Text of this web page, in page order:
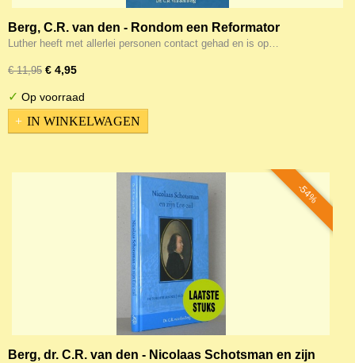
Berg, C.R. van den - Rondom een Reformator
Luther heeft met allerlei personen contact gehad en is op…
€ 11,95 € 4,95
✓ Op voorraad
IN WINKELWAGEN
-54%
Berg, dr. C.R. van den - Nicolaas Schotsman en zijn